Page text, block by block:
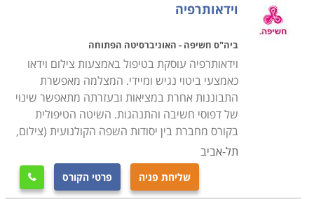
ויוצר, אשר כדי להתחבר אליו יש לגלות את מקורות
הספונטניות האישית, הכוח הפעיל בהווה, מניע לתגובה
במצב חדש או לתגובה חדשה על מצב ישן.בהתאם להנחת
יסוד זו מטופלים קונפליקטים, יחסים ומשברים אישיים
ובין-אישיים באמצעות שיטות מעולם התיאטרון והדרמה.
ייחודיות השיטה מתבטאת בכך שבמקום לדבר על הבעיה,
היא מוצגת בפועל, בין אם במסגרת דיאלוג בין מטפל
ומטופל, או במסגרת קבוצתית, תוך משחק וחילופי תפקידים.
טכניקה זו מאפשרת לחוות את המצב מכמה נקודות מבט;
כולל נקודת מבטו של הגורם מולו קיים הקונפליקט, הצופה
וידאותרפיה
ביה"ס חשיפה - האוניברסיטה הפתוחה
וידאותרפיה עוסקת בטיפול באמצעות צילום וידאו
כאמצעי ביטוי נגיש ומיידי. המצלמה מאפשרת
התבוננות אחרת במציאות ובעזרתה מתאפשר שינוי
של דפוסי חשיבה והתנהגות. השיטה הטיפולית
בקורס מחברת בין יסודות השפה הקולנועית (צילום,
תל-אביב
שליחת פניה פרטי הקורס 